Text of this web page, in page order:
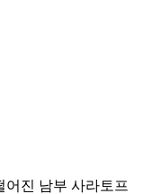
어진 남부 사라토프